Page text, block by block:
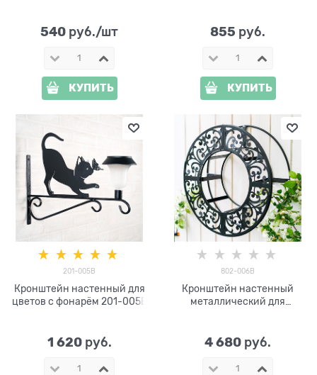
540 руб./шт
КУПИТЬ
855 руб.
КУПИТЬ
201-005B
Кронштейн настенный для
цветов с фонарём 201-005B
1 620 руб.
802-006B
Кронштейн настенный
металлический для
4 680 руб.